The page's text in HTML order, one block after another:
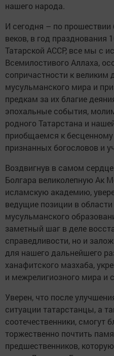
нашего народа.
И сегодня – по
веков, в год празднования
Татарской АССР, все мы с
Всемилостивого Аллаха,
сопричастности к великим
мусульманского мира и
предкам за их благие
эпохальные события,
родного Татарстана и
приобщаемся к
признанных богословов и
Воздвигнув в самом
Болгара великолепную Ак
исламскую академию,
ведущие позиции в области
мусульманского
заметный шаг в деле
справедливости, но и
для нашего дальнейшего
ханафитского мазхаба,
и межрелигиозного мира и
Уверен, что после
ситуации татарстанцы, а
соотечественники, смогут
торжественно почтить
предшественников,